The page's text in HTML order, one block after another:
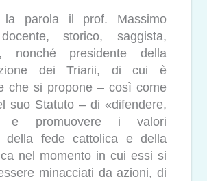
la parola il prof. Massimo
storico, saggista,
nonché presidente della
dei Triarii, di cui è
che si propone – così come
suo Statuto – di «difendere,
e promuovere i valori
della fede cattolica e della
nel momento in cui essi si
minacciati da azioni, di